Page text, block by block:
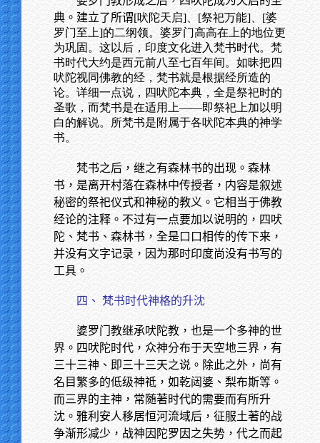
典。建立了所谓[吠陀天启]、[祭祀万能]、[婆
罗门至上]的二纲领。婆罗门高高在上的地位更
为巩固。这以后，印度文化进入梵书时代。梵
书时代大约是西元前八至七百年间。如昧把四
吠陀视同佛教的经，梵书就是根据经所造的
论。详细一点说，四吠陀本典，全是祭祀时的
圣歌，而梵书是在适用上——即祭祀上加以明
白的解说。所梵书是附属于各吠陀本典的神学
书。
梵书之后，继之有森林书的出现。森林
书，是离开村落在森林中传授者，内容是叙述
秘密的祭祀仪式和神秘的教义。它相当于佛教
经论的注释。不过有一点要加以说明的，四吠
陀、梵书、森林书，全是口口相传的传下来，
并没有文字记录，因为那时印度尚没有书写的
工具。
四、 梵书时代神格的升沈
婆罗门教继承吠陀教，也是一个多神的世
界。四吠陀时代，众神分布于天空地三界，有
三十三神、即三十三天之说。除此之外，尚有
名目繁多的低级神祗，如乾闼婆、梨布斯等。
而三界的主神，常随著时代的需要而有所升
沈。雅利安人移居恒河流域后，征服土著的战
争渐形减少，战神因陀罗因之失势，代之而起